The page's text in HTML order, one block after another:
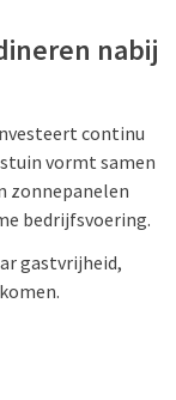
nabij
continu
vormt samen
zonnepanelen
bedrijfsvoering.
gastvrijheid,